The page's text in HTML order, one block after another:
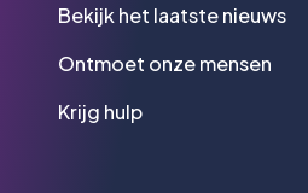
Bekijk het laatste nieuws
Ontmoet onze mensen
Krijg hulp